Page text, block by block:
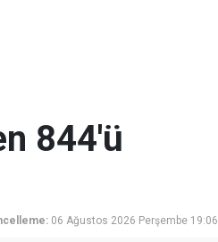
844'ü
06 Ağustos 2026 Perşembe 19:06